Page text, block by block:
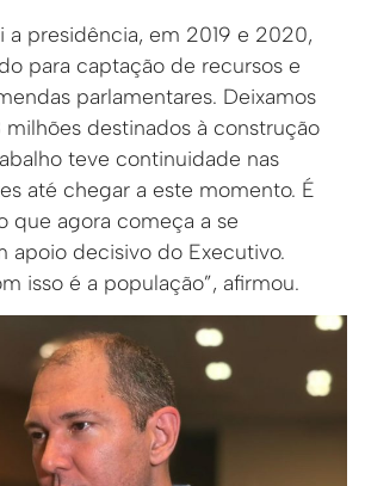
a presidência, em 2019 e 2020,
para captação de recursos e
parlamentares. Deixamos
destinados à construção
teve continuidade nas
até chegar a este momento. É
que agora começa a se
apoio decisivo do Executivo.
isso é a população”, afirmou.